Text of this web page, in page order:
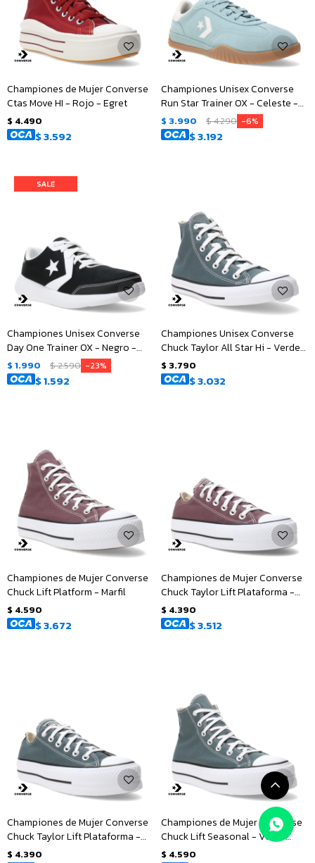
Championes de Mujer Converse
Ctas Move HI - Rojo - Egret
$ 4.490
$3.592
Championes Unisex Converse
Run Star Trainer OX - Celeste -
Blanco
$ 3.990 $4.290 6
$3.192
Championes Unisex Converse
Day One Trainer OX - Negro -
Blanco
$ 1.990 $2.590 23
$1.592
Championes Unisex Converse
Chuck Taylor All Star Hi - Verde
Oscuro
$ 3.790
$3.032
Championes de Mujer Converse
Chuck Lift Platform - Marfil
$ 4.590
$3.672
Championes de Mujer Converse
Chuck Taylor Lift Plataforma -
Marfil
$ 4.390
$3.512
Championes de Mujer Converse
Chuck Taylor Lift Plataforma -
Verde Oscuro
$ 4.390
Championes de Mujer Converse
Chuck Lift Seasonal - Verde
Oscuro
$ 4.590